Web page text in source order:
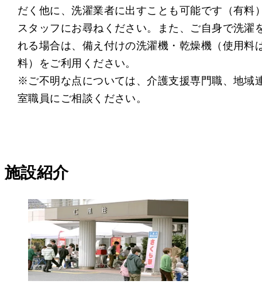
だく他に、洗濯業者に出すことも可能です（有料
スタッフにお尋ねください。また、ご自身で洗濯
れる場合は、備え付けの洗濯機・乾燥機（使用料
料）をご利用ください。
※ご不明な点については、介護支援専門職、地域
室職員にご相談ください。
施設紹介